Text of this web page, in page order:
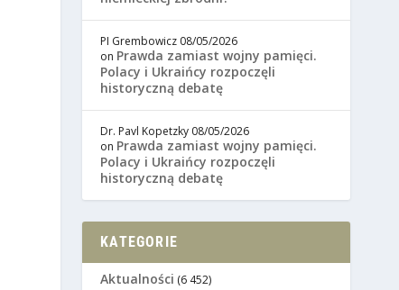
PI Grembowicz 08/05/2026
on Prawda zamiast wojny pamięci.
Polacy i Ukraińcy rozpoczęli
historyczną debatę
Dr. Pavl Kopetzky 08/05/2026
on Prawda zamiast wojny pamięci.
Polacy i Ukraińcy rozpoczęli
historyczną debatę
KATEGORIE
Aktualności (6 452)